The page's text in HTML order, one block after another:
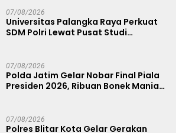
07/08/2026
Universitas Palangka Raya Perkuat
SDM Polri Lewat Pusat Studi
07/08/2026
Polda Jatim Gelar Nobar Final Piala
Presiden 2026, Ribuan Bonek Mania
07/08/2026
Polres Blitar Kota Gelar Gerakan